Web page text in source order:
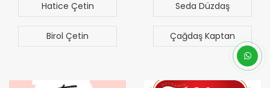
Hatice Çetin
Birol Çetin
Seda Düzdaş
Çağdaş Kaptan